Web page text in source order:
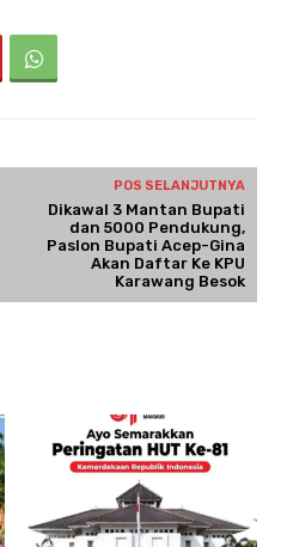
POS SELANJUTNYA
Dikawal 3 Mantan Bupati
dan 5000 Pendukung,
Paslon Bupati Acep-Gina
Akan Daftar Ke KPU
Karawang Besok